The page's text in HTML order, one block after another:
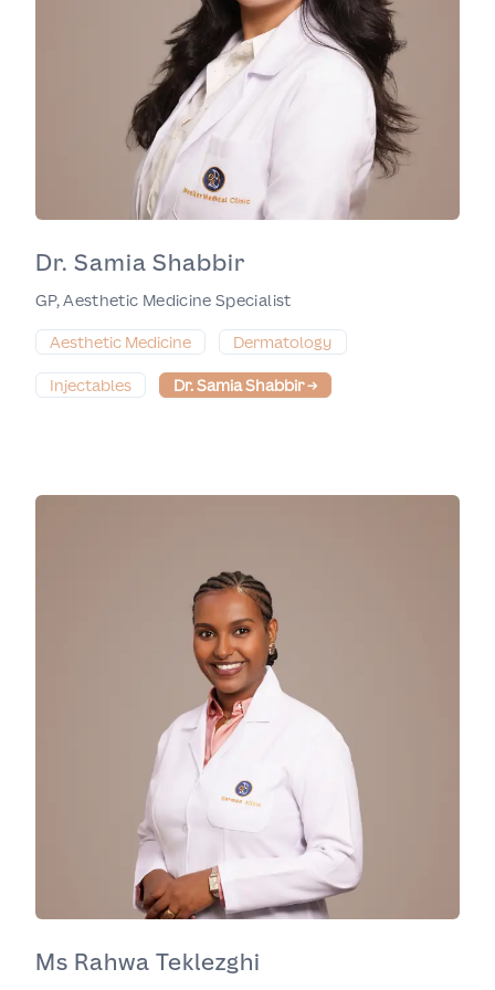
Dr. Samia Shabbir
GP, Aesthetic Medicine Specialist
Aesthetic Medicine
Dermatology
Injectables Dr. Samia Shabbir→
Ms Rahwa Teklezghi